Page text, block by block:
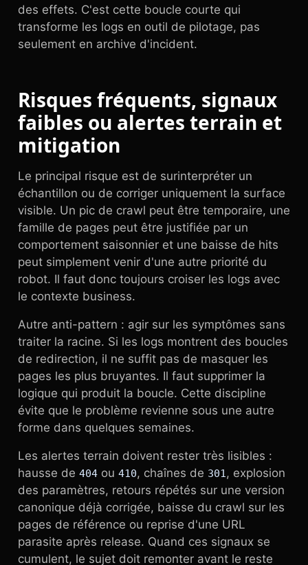
des effets. C'est cette boucle courte qui
transforme les logs en outil de pilotage, pas
seulement en archive d'incident.
Risques fréquents, signaux
faibles ou alertes terrain et
mitigation
Le principal risque est de surinterpréter un
échantillon ou de corriger uniquement la surface
visible. Un pic de crawl peut être temporaire, une
famille de pages peut être justifiée par un
comportement saisonnier et une baisse de hits
peut simplement venir d'une autre priorité du
robot. Il faut donc toujours croiser les logs avec
le contexte business.
Autre anti-pattern : agir sur les symptômes sans
traiter la racine. Si les logs montrent des boucles
de redirection, il ne suffit pas de masquer les
pages les plus bruyantes. Il faut supprimer la
logique qui produit la boucle. Cette discipline
évite que le problème revienne sous une autre
forme dans quelques semaines.
Les alertes terrain doivent rester très lisibles :
hausse de 404 ou 410, chaînes de 301, explosion
des paramètres, retours répétés sur une version
canonique déjà corrigée, baisse du crawl sur les
pages de référence ou reprise d'une URL
parasite après release. Quand ces signaux se
cumulent, le sujet doit remonter avant le reste